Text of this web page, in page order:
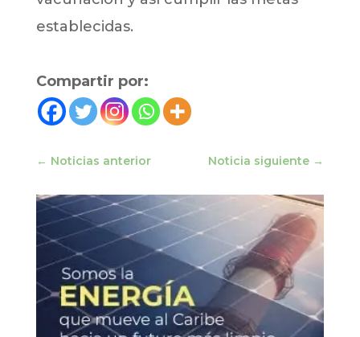
establecidas.
Compartir por:
← Noticias anterior Noticia siguiente →